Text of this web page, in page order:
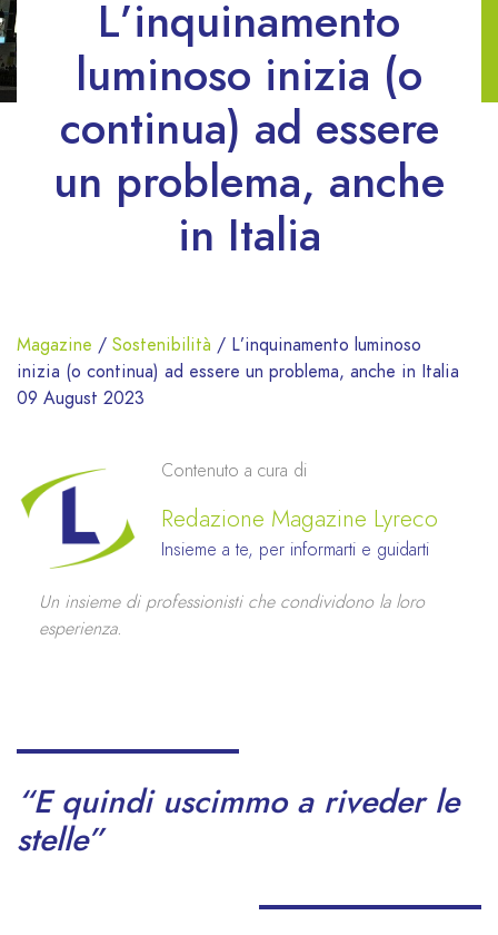
Magazine / Sostenibilità / L’inquinamento luminoso
inizia (o continua) ad essere un problema, anche in Italia
09 August 2023
L’inquinamento
luminoso inizia (o
continua) ad essere
un problema, anche
in Italia
Contenuto a cura di
Redazione Magazine Lyreco
Insieme a te, per informarti e guidarti
Un insieme di professionisti che condividono la loro
esperienza.
“E quindi uscimmo a riveder le
stelle”